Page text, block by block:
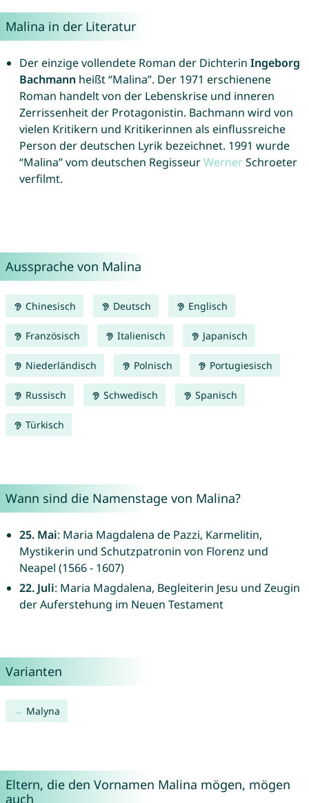
Malina in der Literatur
Der einzige vollendete Roman der Dichterin Ingeborg
Bachmann heißt “Malina”. Der 1971 erschienene
Roman handelt von der Lebenskrise und inneren
Zerrissenheit der Protagonistin. Bachmann wird von
vielen Kritikern und Kritikerinnen als einflussreiche
Person der deutschen Lyrik bezeichnet. 1991 wurde
“Malina” vom deutschen RegisseurWernerSchroeter
verfilmt.
Aussprache von Malina
Chinesisch Deutsch Englisch
Französisch Italienisch Japanisch
Niederländisch Polnisch Portugiesisch
Russisch Schwedisch Spanisch
Türkisch
Wann sind die Namenstage von Malina?
25. Mai: Maria Magdalena de Pazzi, Karmelitin,
Mystikerin und Schutzpatronin von Florenz und
Neapel (1566 - 1607)
22. Juli: Maria Magdalena, Begleiterin Jesu und Zeugin
der Auferstehung im Neuen Testament
Varianten
Malyna
Eltern, die den Vornamen Malina mögen, mögen
auch